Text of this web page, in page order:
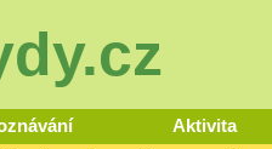
Aktivita